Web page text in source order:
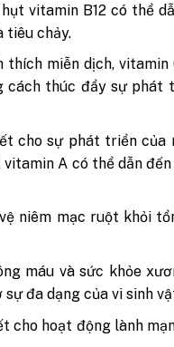
vitamin B12 có thể
tiêu chảy.
miễn dịch, vitamin
cách thúc đẩy sự phát
cho sự phát triển của
A có thể dẫn
niêm mạc ruột khỏi
máu và sức khỏe
đa dạng của vi sinh
cho hoạt động lành